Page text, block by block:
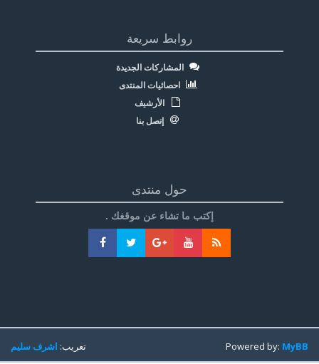
روابط سريعة
المشاركات الجديدة
احصائيات المنتدى
الأرشيف
إتصل بنا
حول منتدى
إكتب ما تشاء عن موقغك .
تعريب:اشرف سليم Powered by:MyBB